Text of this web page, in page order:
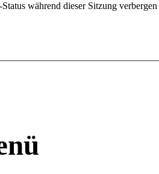
während dieser Sitzung verbergen